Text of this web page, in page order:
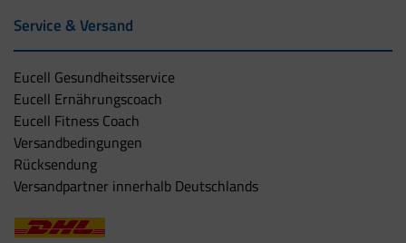
Service & Versand
Eucell Gesundheitsservice
Eucell Ernährungscoach
Eucell Fitness Coach
Versandbedingungen
Rücksendung
Versandpartner innerhalb Deutschlands